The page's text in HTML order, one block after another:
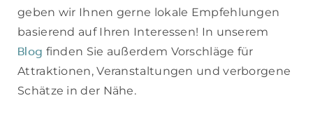
geben wir Ihnen gerne lokale Empfehlungen
basierend auf Ihren Interessen! In unserem
Blog finden Sie außerdem Vorschläge für
Attraktionen, Veranstaltungen und verborgene
Schätze in der Nähe.